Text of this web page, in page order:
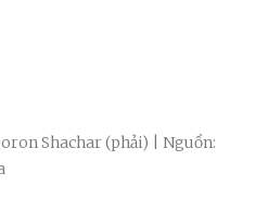
Shachar (phải) | Nguồn: